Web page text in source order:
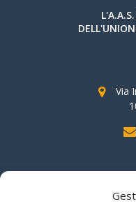
Via